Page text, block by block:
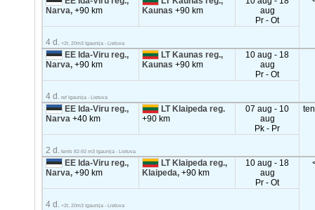
Narva,+90 km
Kaunas+90 km
aug
Pr - Ot
4 d. <2t, 20m3 Igaunija - Lietuva
EE Ida-Viru reg.,
Narva,+90 km
LT Kaunas reg.,
Kaunas+90 km
10 aug - 18
aug
Pr - Ot
4 d. ref Igaunija - Lietuva
EE Ida-Viru reg.,
Narva+40 km
LT Klaipeda reg.
+90 km
07 aug - 10
aug
Pk - Pr
2 d. tents 82-92 m3 Igaunija - Lietuva
EE Ida-Viru reg.,
Narva,+90 km
LT Klaipeda reg.,
Klaipeda,+90 km
10 aug - 18
aug
Pr - Ot
4 d. <2t, 20m3 Igaunija - Lietuva